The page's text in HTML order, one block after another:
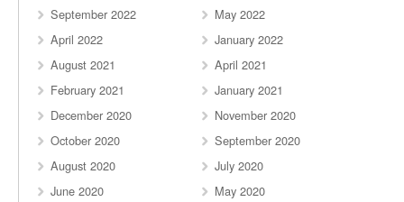
September 2022
May 2022
April 2022
January 2022
August 2021
April 2021
February 2021
January 2021
December 2020
November 2020
October 2020
September 2020
August 2020
July 2020
June 2020
May 2020